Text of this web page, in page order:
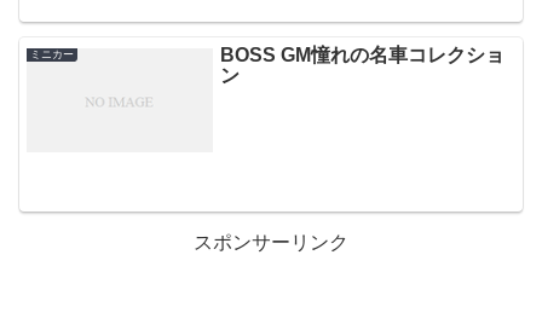
ミニカー
BOSS GM憧れの名車コレクショ
ン
スポンサーリンク